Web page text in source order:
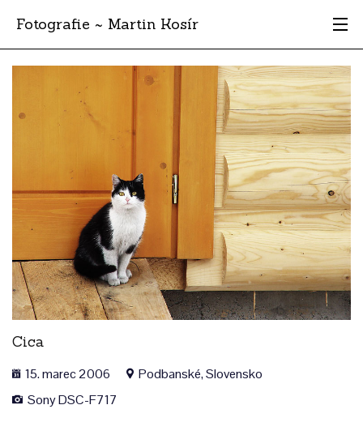
Fotografie ~ Martin Kosír
Moje obľúbené
Albumy
Archív
Vyhľadávanie
Cica
15. marec 2006
Podbanské, Slovensko
Sony DSC-F717